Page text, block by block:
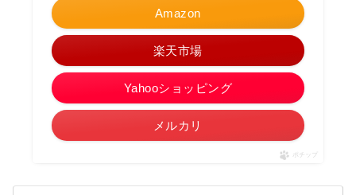
Amazon
楽天市場
Yahooショッピング
メルカリ
ポチップ